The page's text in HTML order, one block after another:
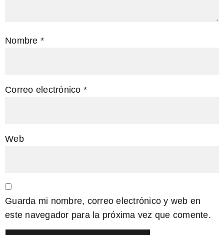
Nombre *
Correo electrónico *
Web
Guarda mi nombre, correo electrónico y web en
este navegador para la próxima vez que comente.